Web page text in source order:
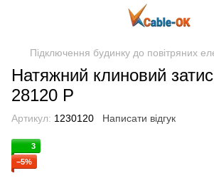
Підключення будинку до повітряних
Натяжний клиновий
28120 P
Артикул: 1230120 Написати відгук
3
−5%